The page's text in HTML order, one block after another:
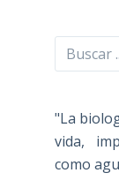
Buscar
"La
vida,
como